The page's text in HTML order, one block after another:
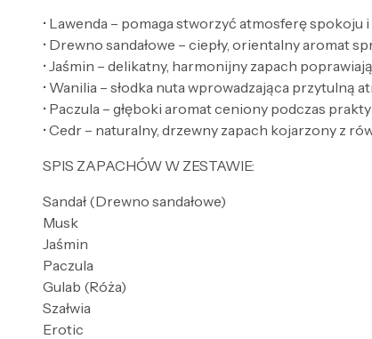
• Lawenda – pomaga stworzyć atmosferę spokoju i
• Drewno sandałowe – ciepły, orientalny aromat
• Jaśmin – delikatny, harmonijny zapach
• Wanilia – słodka nuta wprowadzająca przytulną
• Paczula – głęboki aromat ceniony podczas
• Cedr – naturalny, drzewny zapach kojarzony z
SPIS ZAPACHÓW W ZESTAWIE:
Sandał (Drewno sandałowe)
Musk
Jaśmin
Paczula
Gulab (Róża)
Szałwia
Erotic